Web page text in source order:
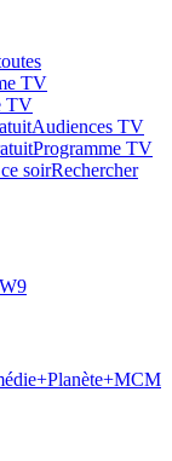
TV
TV
Audiences TV
Programme TV
soirRechercher
W9
Planète+MCM